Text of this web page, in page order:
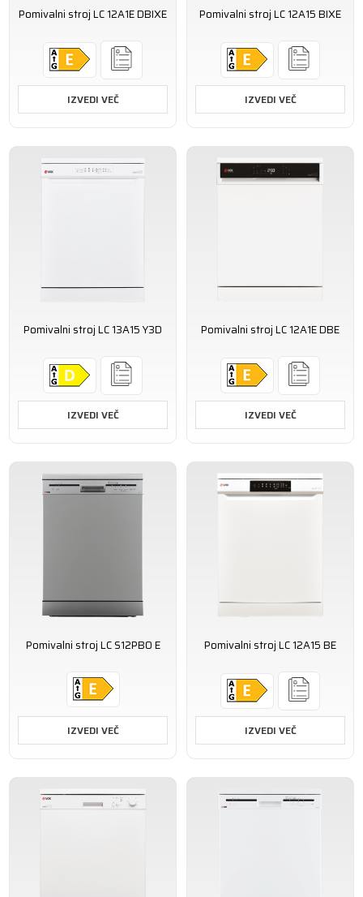
Pomivalni stroj LC 12A1E DBIXE
IZVEDI VEČ
Pomivalni stroj LC 12A15 BIXE
IZVEDI VEČ
Pomivalni stroj LC 13A15 Y3D
IZVEDI VEČ
Pomivalni stroj LC 12A1E DBE
IZVEDI VEČ
Pomivalni stroj LC S12PB0 E
IZVEDI VEČ
Pomivalni stroj LC 12A15 BE
IZVEDI VEČ